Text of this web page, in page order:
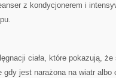
z kondycjonerem i
ciała, które pokazują, że
gdy jest narażona na wiatr